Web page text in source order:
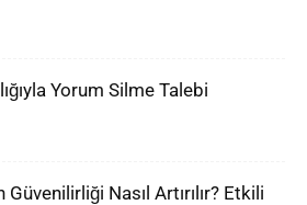
Yorum Silme Talebi
Güvenilirliği Nasıl Artırılır? Etkili